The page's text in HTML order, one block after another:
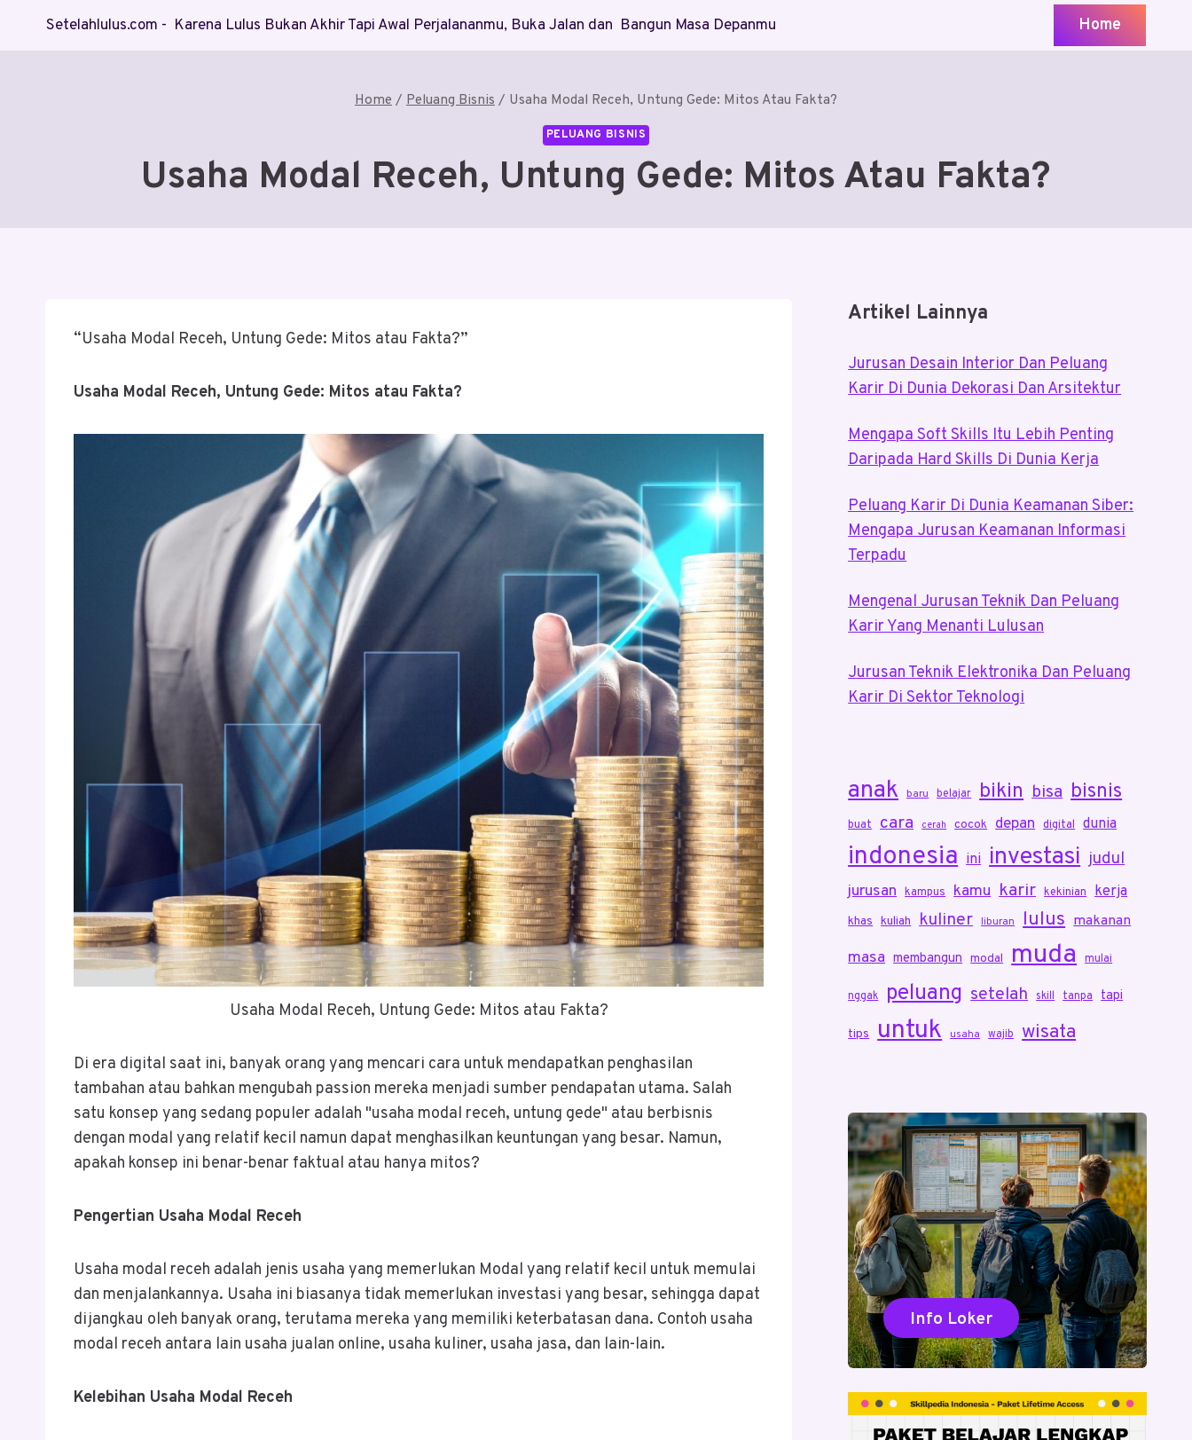
Setelahlulus.com - Karena Lulus Bukan Akhir Tapi Awal Perjalananmu, Buka Jalan dan Bangun Masa Depanmu Home
Home / Peluang Bisnis / Usaha Modal Receh, Untung Gede: Mitos Atau Fakta?
PELUANG BISNIS
Usaha Modal Receh, Untung Gede: Mitos Atau Fakta?
“Usaha Modal Receh, Untung Gede: Mitos atau Fakta?”
Usaha Modal Receh, Untung Gede: Mitos atau Fakta?
Usaha Modal Receh, Untung Gede: Mitos atau Fakta?
Di era digital saat ini, banyak orang yang mencari cara untuk mendapatkan penghasilan
tambahan atau bahkan mengubah passion mereka menjadi sumber pendapatan utama. Salah
satu konsep yang sedang populer adalah "usaha modal receh, untung gede" atau berbisnis
dengan modal yang relatif kecil namun dapat menghasilkan keuntungan yang besar. Namun,
apakah konsep ini benar-benar faktual atau hanya mitos?
Pengertian Usaha Modal Receh
Usaha modal receh adalah jenis usaha yang memerlukan Modal yang relatif kecil untuk memulai
dan menjalankannya. Usaha ini biasanya tidak memerlukan investasi yang besar, sehingga dapat
dijangkau oleh banyak orang, terutama mereka yang memiliki keterbatasan dana. Contoh usaha
modal receh antara lain usaha jualan online, usaha kuliner, usaha jasa, dan lain-lain.
Kelebihan Usaha Modal Receh
Artikel Lainnya
Jurusan Desain Interior Dan Peluang
Karir Di Dunia Dekorasi Dan Arsitektur
Mengapa Soft Skills Itu Lebih Penting
Daripada Hard Skills Di Dunia Kerja
Peluang Karir Di Dunia Keamanan Siber:
Mengapa Jurusan Keamanan Informasi
Terpadu
Mengenal Jurusan Teknik Dan Peluang
Karir Yang Menanti Lulusan
Jurusan Teknik Elektronika Dan Peluang
Karir Di Sektor Teknologi
anak baru belajar bikin bisa bisnis
buat cara cerah cocok depan digital dunia
indonesia ini investasi judul
jurusan kampus kamu karir kekinian kerja
khas kuliah kuliner liburan lulus makanan
masa membangun modal muda mulai
nggak peluang setelah skill tanpa tapi
tips untuk usaha wajib wisata
Info Loker